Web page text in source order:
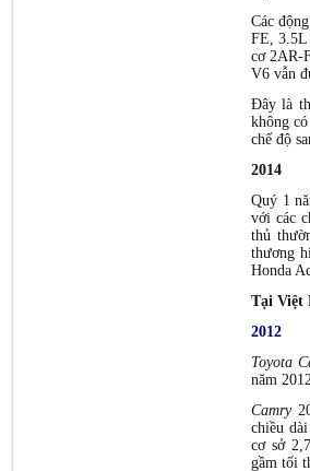
Các
FE, 3.5L
cơ 2AR-
V6 vẫn
Đây là
không
chế độ
2014
Quý 1
với các
thủ
thương
Honda
Tại Việt
2012
Toyota
năm
Camry
chiều
cơ sở
gầm tối